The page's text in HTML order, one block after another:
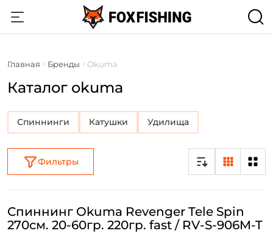
Главная Бренды Okuma
Каталог okuma
Спиннинги Катушки Удилища
Фильтры
Спиннинг Okuma Revenger Tele Spin
270см. 20-60гр. 220гр. fast / RV-S-906M-T